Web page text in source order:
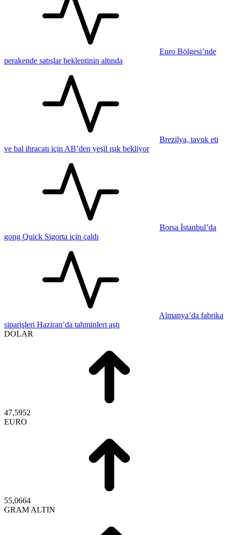
Euro Bölgesi’nde
perakende satışlar beklentinin altında
Brezilya, tavuk eti
ve bal ihracatı için AB’den yeşil ışık bekliyor
Borsa İstanbul’da
gong Quick Sigorta için çaldı
Almanya’da fabrika
siparişleri Haziran’da tahminleri aştı
DOLAR
47,5952
EURO
55,0664
GRAM ALTIN